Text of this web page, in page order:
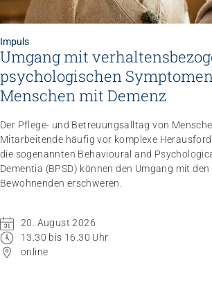
Impuls
Umgang mit verhaltensbezogenen
psychologischen Symptomen bei
Demenz
20.08.2026 online
Impuls
Umgang mit
psychologischen
Menschen mit Demenz
Der Pflege- und Betreuungsalltag von
Mitarbeitende häufig vor komplexe
die sogenannten Behavioural and
Dementia (BPSD) können den Umgang mit
Bewohnenden erschweren.
20. August 2026
13.30 bis 16.30 Uhr
online